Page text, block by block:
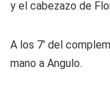
y el cabezazo de
A los 7' del
mano a Angulo.